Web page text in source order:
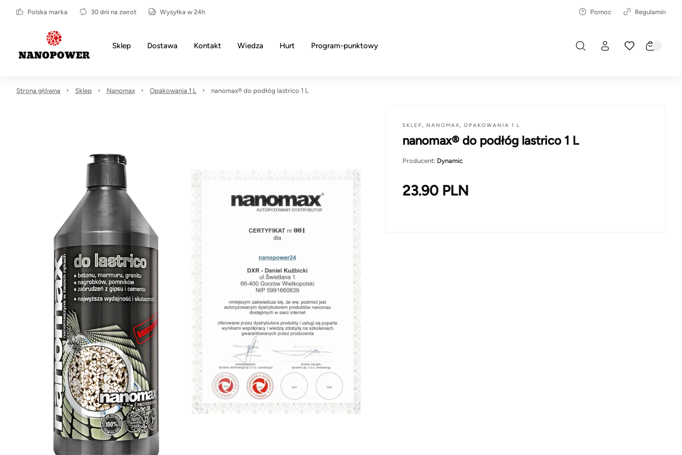
Polska marka 30 dni na zwrot Wysyłka w 24h Pomoc Regulamin
Sklep Dostawa Kontakt Wiedza Hurt Program-punktowy
Strona główna Sklep Nanomax Opakowania 1 L nanomax® do podłóg lastrico 1 L
SKLEP, NANOMAX, OPAKOWANIA 1 L
nanomax® do podłóg lastrico 1 L
Producent: Dynamic
23.90 PLN